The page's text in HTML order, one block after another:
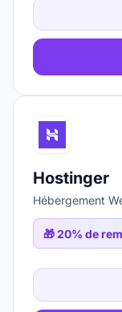
Hostinger
Hébergement
🎁20% de